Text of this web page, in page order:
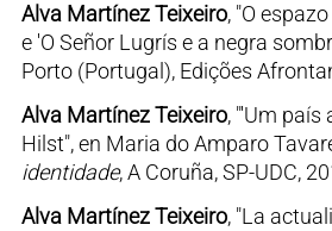
Alva Martínez Teixeiro, "O
e 'O Señor Lugrís e a negra
Porto (Portugal), Edições
Alva Martínez Teixeiro, "'Um país
Hilst", en Maria do Amparo
identidade, A Coruña, SP-UDC,
Alva Martínez Teixeiro, "La